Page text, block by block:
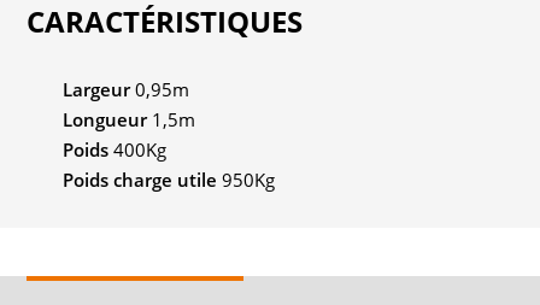
CARACTÉRISTIQUES
Largeur0,95m
Longueur1,5m
Poids 400Kg
Poids charge utile 950Kg